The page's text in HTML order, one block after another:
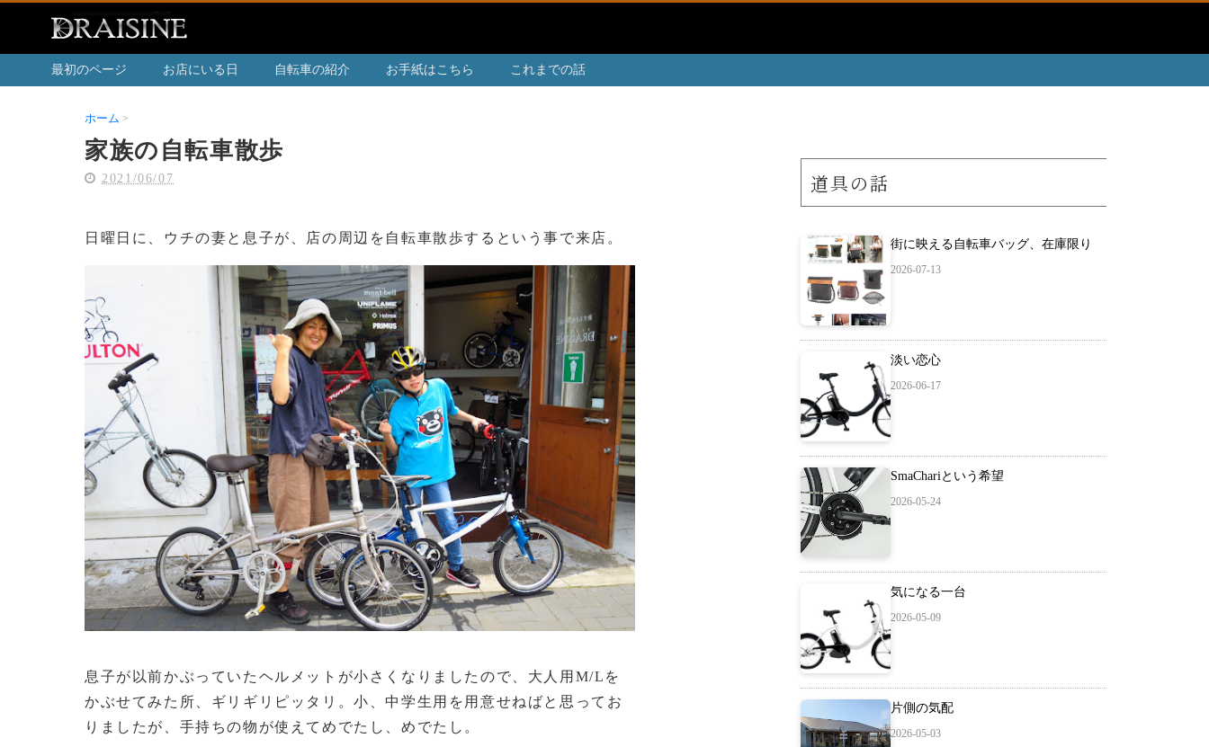
最初のページ お店にいる日 自転車の紹介 お手紙はこちら これまでの話
ホーム
家族の自転車散歩
2021/06/07
日曜日に、ウチの妻と息子が、店の周辺を自転車散歩するという事で来店。
息子が以前かぶっていたヘルメットが小さくなりましたので、大人用M/Lを
かぶせてみた所、ギリギリピッタリ。小、中学生用を用意せねばと思ってお
りましたが、手持ちの物が使えてめでたし、めでたし。
道具の話
街に映える自転車バッグ、在庫限り
2026-07-13
淡い恋心
2026-06-17
SmaChariという希望
2026-05-24
気になる一台
2026-05-09
片側の気配
2026-05-03